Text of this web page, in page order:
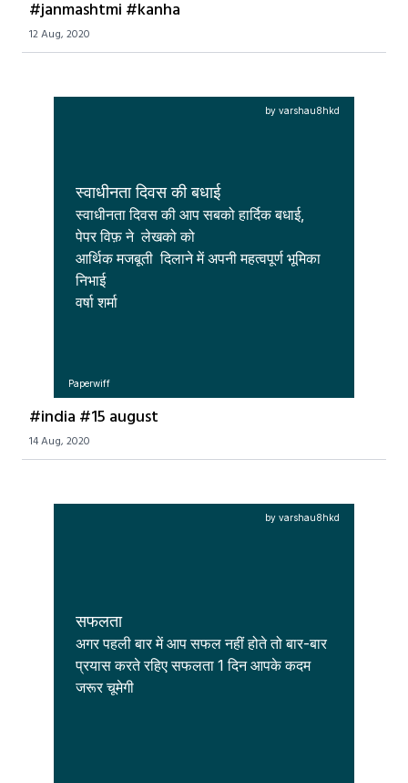
#janmashtmi #kanha
12 Aug, 2020
स्वाधीनता दिवस की बधाई
स्वाधीनता दिवस की आप सबको हार्दिक बधाई,
पेपर विफ़ ने  लेखको को
आर्थिक मजबूती  दिलाने में अपनी महत्वपूर्ण भूमिका
निभाई
वर्षा शर्मा
Paperwiff
by varshau8hkd
#india #15 august
14 Aug, 2020
सफलता
अगर पहली बार में आप सफल नहीं होते तो बार-बार
प्रयास करते रहिए सफलता 1 दिन आपके कदम
जरूर चूमेगी
by varshau8hkd